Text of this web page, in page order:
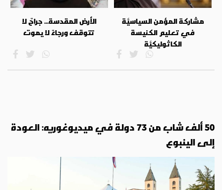
مشاركة المؤمن السياسيَّة
في تعليم الكنيسة
الكاثوليكيَّة
الأرض المقدسة... جراحٌ لا
تتوقف ورجاءٌ لا يموت
50 ألف شاب من 73 دولة في ميديوغوريه: العودة
إلى الينبوع